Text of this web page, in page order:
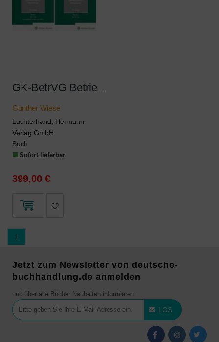
Günther Wiese
Luchterhand, Hermann
Verlag GmbH
Buch
Sofort lieferbar
399,00 €
1
Jetzt zum Newsletter von deutsche-
buchhandlung.de anmelden
und über alle Bücher Neuheiten informieren
LOS